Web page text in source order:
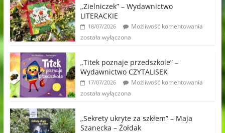
„Zielniczek” – Wydawnictwo
LITERACKIE
18/07/2026
Możliwość komentowania
została wyłączona
„Titek poznaje przedszkole” –
Wydawnictwo CZYTALISEK
17/07/2026
Możliwość komentowania
została wyłączona
„Sekrety ukryte za szkłem” – Maja
Szanecka – Żołdak